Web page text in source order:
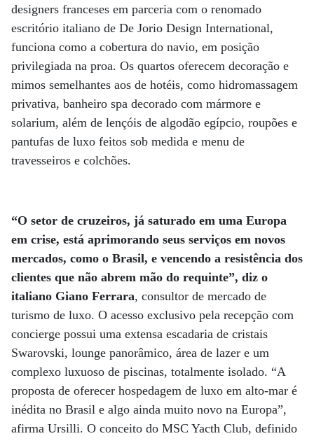
designers franceses em parceria com o renomado
escritório italiano de De Jorio Design International,
funciona como a cobertura do navio, em posição
privilegiada na proa. Os quartos oferecem decoração e
mimos semelhantes aos de hotéis, como hidromassagem
privativa, banheiro spa decorado com mármore e
solarium, além de lençóis de algodão egípcio, roupões e
pantufas de luxo feitos sob medida e menu de
travesseiros e colchões.
“O setor de cruzeiros, já saturado em uma Europa
em crise, está aprimorando seus serviços em novos
mercados, como o Brasil, e vencendo a resistência dos
clientes que não abrem mão do requinte”, diz o
italiano Giano Ferrara, consultor de mercado de
turismo de luxo. O acesso exclusivo pela recepção com
concierge possui uma extensa escadaria de cristais
Swarovski, lounge panorâmico, área de lazer e um
complexo luxuoso de piscinas, totalmente isolado. “A
proposta de oferecer hospedagem de luxo em alto-mar é
inédita no Brasil e algo ainda muito novo na Europa”,
afirma Ursilli. O conceito do MSC Yacth Club, definido